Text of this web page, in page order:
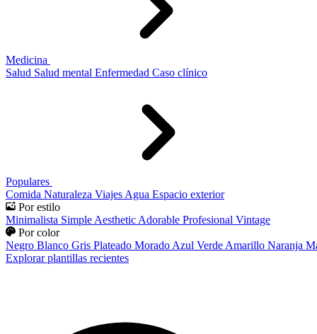
Medicina
Salud Salud mental Enfermedad Caso clínico
Populares
Comida Naturaleza Viajes Agua Espacio exterior
Por estilo
Minimalista Simple Aesthetic Adorable Profesional Vintage
Por color
Negro Blanco Gris Plateado Morado Azul Verde Amarillo Naranja
Explorar plantillas recientes